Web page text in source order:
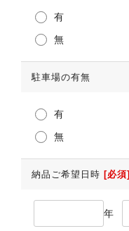
有
無
駐車場の有無
有
無
納品ご希望日時 [必須]
年